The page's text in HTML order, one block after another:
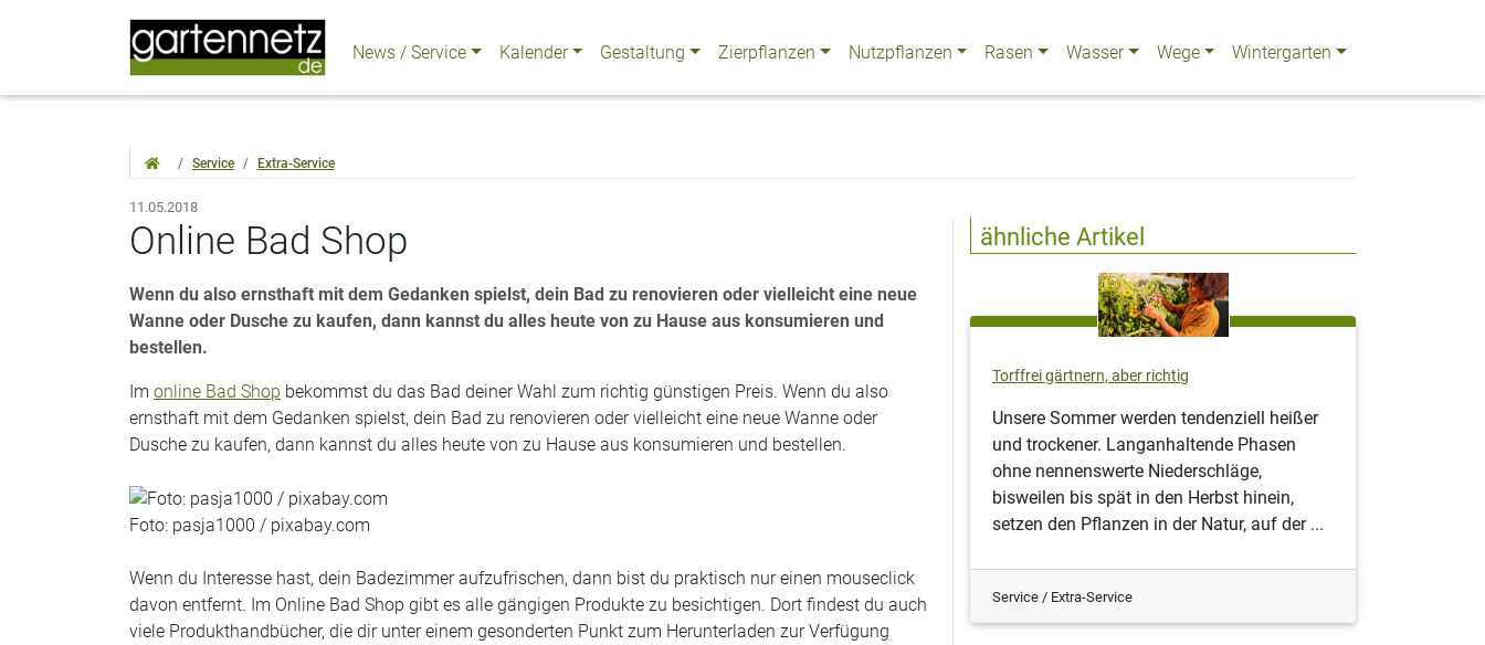
News / Service Kalender Gestaltung Zierpflanzen Nutzpflanzen Rasen Wasser Wege Wintergarten
Service Extra-Service
11.05.2018
Online Bad Shop
Wenn du also ernsthaft mit dem Gedanken spielst, dein Bad zu renovieren oder vielleicht eine neue
Wanne oder Dusche zu kaufen, dann kannst du alles heute von zu Hause aus konsumieren und
bestellen.
Im online Bad Shop bekommst du das Bad deiner Wahl zum richtig günstigen Preis. Wenn du also
ernsthaft mit dem Gedanken spielst, dein Bad zu renovieren oder vielleicht eine neue Wanne oder
Dusche zu kaufen, dann kannst du alles heute von zu Hause aus konsumieren und bestellen.
Foto: pasja1000 / pixabay.com
Wenn du Interesse hast, dein Badezimmer aufzufrischen, dann bist du praktisch nur einen mouseclick
davon entfernt. Im Online Bad Shop gibt es alle gängigen Produkte zu besichtigen. Dort findest du auch
viele Produkthandbücher, die dir unter einem gesonderten Punkt zum Herunterladen zur Verfügung
ähnliche Artikel
Torffrei gärtnern, aber richtig
Unsere Sommer werden tendenziell heißer
und trockener. Langanhaltende Phasen
ohne nennenswerte Niederschläge,
bisweilen bis spät in den Herbst hinein,
setzen den Pflanzen in der Natur, auf der ...
Service / Extra-Service